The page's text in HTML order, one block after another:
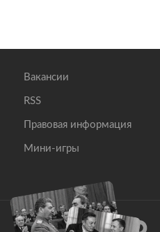
Вакансии
RSS
Правовая информация
Мини-игры